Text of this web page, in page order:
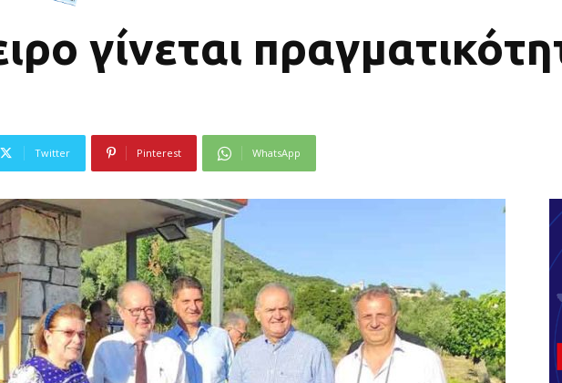
γίνεται
Twitter Pinterest WhatsApp